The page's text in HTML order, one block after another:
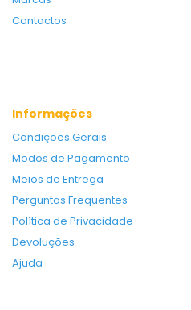
Contactos
Informações
Condições Gerais
Modos de Pagamento
Meios de Entrega
Perguntas Frequentes
Política de Privacidade
Devoluções
Ajuda